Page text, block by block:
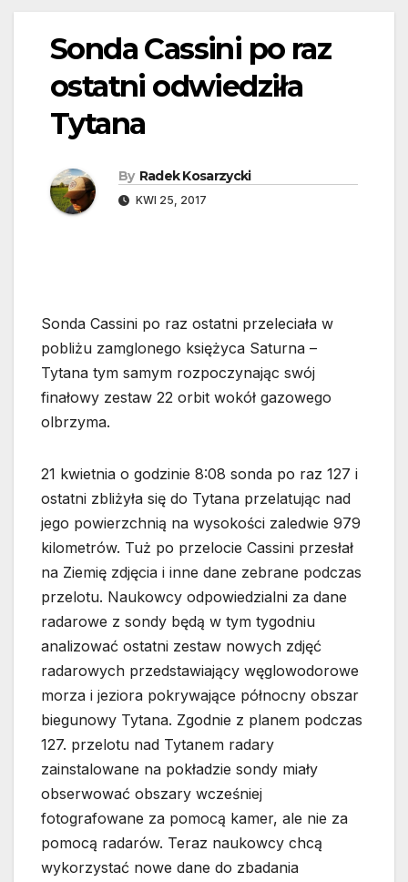
Sonda Cassini po raz
ostatni odwiedziła
Tytana
By Radek Kosarzycki
KWI 25, 2017
Sonda Cassini po raz ostatni przeleciała w
pobliżu zamglonego księżyca Saturna –
Tytana tym samym rozpoczynając swój
finałowy zestaw 22 orbit wokół gazowego
olbrzyma.
21 kwietnia o godzinie 8:08 sonda po raz 127 i
ostatni zbliżyła się do Tytana przelatując nad
jego powierzchnią na wysokości zaledwie 979
kilometrów. Tuż po przelocie Cassini przesłał
na Ziemię zdjęcia i inne dane zebrane podczas
przelotu. Naukowcy odpowiedzialni za dane
radarowe z sondy będą w tym tygodniu
analizować ostatni zestaw nowych zdjęć
radarowych przedstawiający węglowodorowe
morza i jeziora pokrywające północny obszar
biegunowy Tytana. Zgodnie z planem podczas
127. przelotu nad Tytanem radary
zainstalowane na pokładzie sondy miały
obserwować obszary wcześniej
fotografowane za pomocą kamer, ale nie za
pomocą radarów. Teraz naukowcy chcą
wykorzystać nowe dane do zbadania